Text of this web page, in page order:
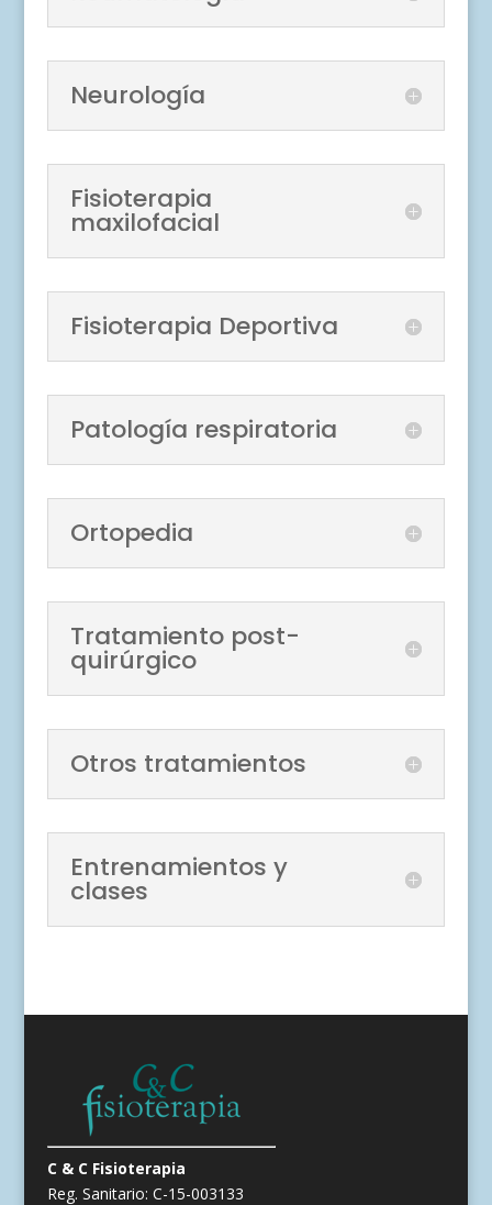
Neurología
Fisioterapia
maxilofacial
Fisioterapia Deportiva
Patología respiratoria
Ortopedia
Tratamiento post-
quirúrgico
Otros tratamientos
Entrenamientos y
clases
C & C Fisioterapia
Reg. Sanitario: C-15-003133